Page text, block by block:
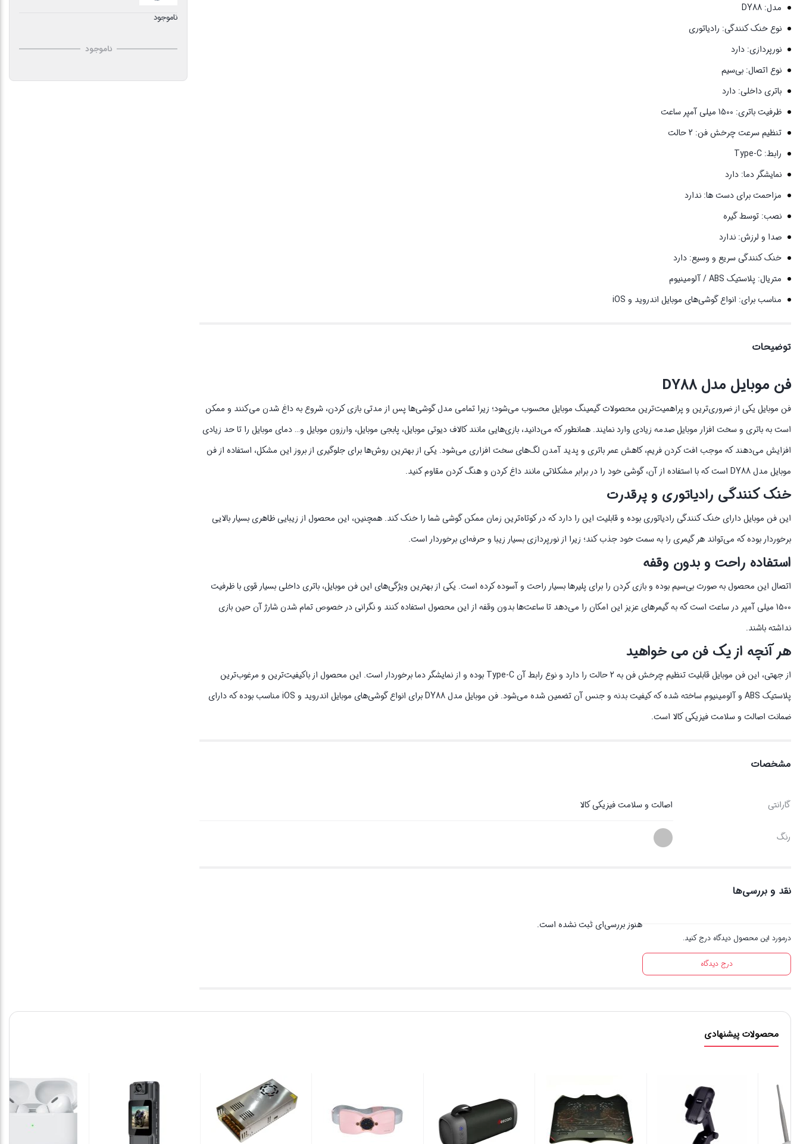
مدل: DY88
نوع خنک کنندگی: رادیاتوری
نورپردازی: دارد
نوع اتصال: بی‌سیم
باتری داخلی: دارد
ظرفیت باتری: 1500 میلی آمپر ساعت
تنظیم سرعت چرخش فن: 2 حالت
رابط: Type-C
نمایشگر دما: دارد
مزاحمت برای دست ها: ندارد
نصب: توسط گیره
صدا و لرزش: ندارد
خنک کنندگی سریع و وسیع: دارد
متریال: پلاستیک ABS / آلومینیوم
مناسب برای: انواع گوشی‌های موبایل اندروید و iOS
توضیحات
فن موبایل مدل DY88
فن موبایل یکی از ضروری‌ترین و پراهمیت‌ترین محصولات گیمینگ موبایل محسوب می‌شود؛ زیرا تمامی مدل گوشی‌ها پس از مدتی بازی کردن، شروع به داغ شدن می‌کنند و ممکن
است به باتری و سخت افزار موبایل صدمه زیادی وارد نمایند. همانطور که می‌دانید، بازی‌هایی مانند کالاف دیوتی موبایل، پابجی موبایل، وارزون موبایل و… دمای موبایل را تا حد زیادی
افزایش می‌دهند که موجب افت کردن فریم، کاهش عمر باتری و پدید آمدن لگ‌های سخت افزاری می‌شود. یکی از بهترین روش‌ها برای جلوگیری از بروز این مشکل، استفاده از فن
موبایل مدل DY88 است که با استفاده از آن، گوشی خود را در برابر مشکلاتی مانند داغ کردن و هنگ کردن مقاوم کنید.
خنک کنندگی رادیاتوری و پرقدرت
این فن موبایل دارای خنک کنندگی رادیاتوری بوده و قابلیت این را دارد که در کوتاه‌ترین زمان ممکن گوشی شما را خنک کند. همچنین، این محصول از زیبایی ظاهری بسیار بالایی
برخوردار بوده که می‌تواند هر گیمری را به سمت خود جذب کند؛ زیرا از نورپردازی بسیار زیبا و حرفه‌ای برخوردار است.
استفاده راحت و بدون وقفه
اتصال این محصول به صورت بی‌سیم بوده و بازی کردن را برای پلیرها بسیار راحت و آسوده کرده است. یکی از بهترین ویژگی‌های این فن موبایل، باتری داخلی بسیار قوی با ظرفیت
1500 میلی آمپر در ساعت است که به گیمرهای عزیز این امکان را می‌دهد تا ساعت‌ها بدون وقفه از این محصول استفاده کنند و نگرانی در خصوص تمام شدن شارژ آن حین بازی
نداشته باشند.
هر آنچه از یک فن می خواهید
از جهتی، این فن موبایل قابلیت تنظیم چرخش فن به 2 حالت را دارد و نوع رابط آن Type-C بوده و از نمایشگر دما برخوردار است. این محصول از باکیفیت‌ترین و مرغوب‌ترین
پلاستیک ABS و آلومینیوم ساخته شده که کیفیت بدنه و جنس آن تضمین شده می‌شود. فن موبایل مدل DY88 برای انواع گوشی‌های موبایل اندروید و iOS مناسب بوده که دارای
ضمانت اصالت و سلامت فیزیکی کالا است.
مشخصات
گارانتی اصالت و سلامت فیزیکی کالا
رنگ
نقد و بررسی‌ها
درمورد این محصول دیدگاه درج کنید.
درج دیدگاه
هنوز بررسی‌ای ثبت نشده است.
ناموجود
ناموجود
محصولات پیشنهادی